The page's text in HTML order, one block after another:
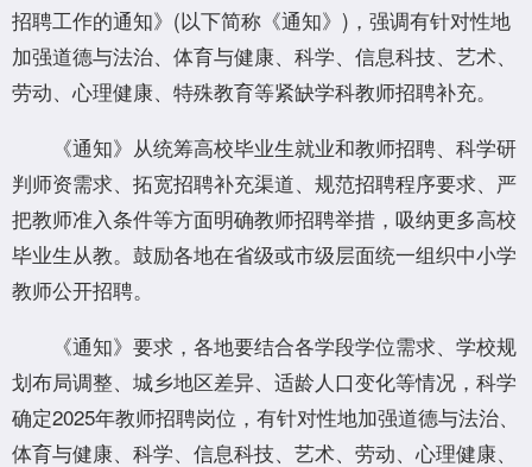
招聘工作的通知》(以下简称《通知》)，强调有针对性地
加强道德与法治、体育与健康、科学、信息科技、艺术、
劳动、心理健康、特殊教育等紧缺学科教师招聘补充。
《通知》从统筹高校毕业生就业和教师招聘、科学研
判师资需求、拓宽招聘补充渠道、规范招聘程序要求、严
把教师准入条件等方面明确教师招聘举措，吸纳更多高校
毕业生从教。鼓励各地在省级或市级层面统一组织中小学
教师公开招聘。
《通知》要求，各地要结合各学段学位需求、学校规
划布局调整、城乡地区差异、适龄人口变化等情况，科学
确定2025年教师招聘岗位，有针对性地加强道德与法治、
体育与健康、科学、信息科技、艺术、劳动、心理健康、